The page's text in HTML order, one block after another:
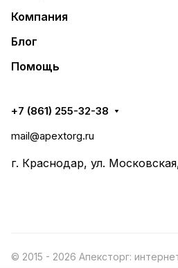
Компания
Блог
Помощь
+7 (861) 255-32-38
mail@apextorg.ru
г. Краснодар, ул.
© 2015 - 2026 Апексторг: